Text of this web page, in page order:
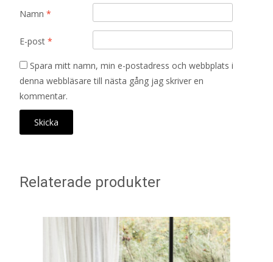
Namn *
E-post *
Spara mitt namn, min e-postadress och webbplats i
denna webbläsare till nästa gång jag skriver en
kommentar.
Relaterade produkter